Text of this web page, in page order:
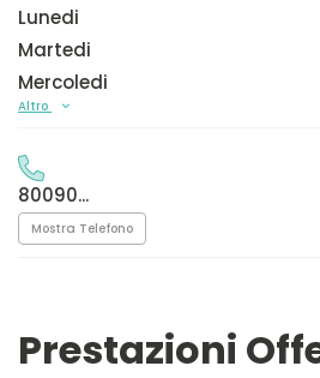
Lunedi
Martedi
Mercoledi
Altro
80090...
Mostra Telefono
Prestazioni